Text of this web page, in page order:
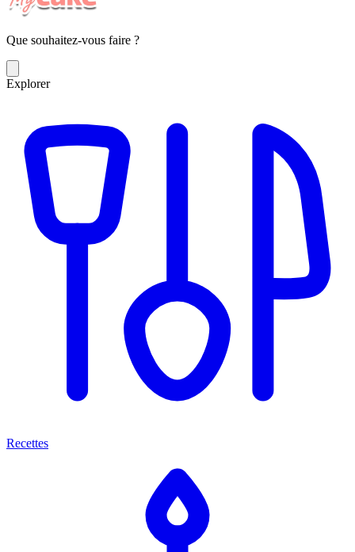
Que souhaitez-vous faire ?
Explorer
Recettes